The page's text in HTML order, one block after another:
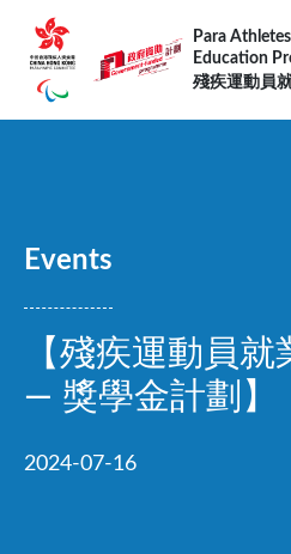
跳转到主要内容
Para
Education
殘疾運動員
Events
【殘疾運動員就
— 獎學金計劃】
2024-07-16